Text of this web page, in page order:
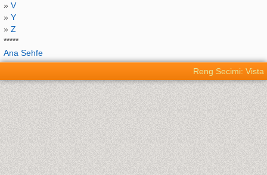
» V
» Y
» Z
*****
Ana Sehfe
Reng Secimi: Vista